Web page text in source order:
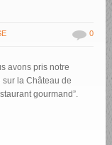
0
avons pris notre
sur la Château de
gourmand”.